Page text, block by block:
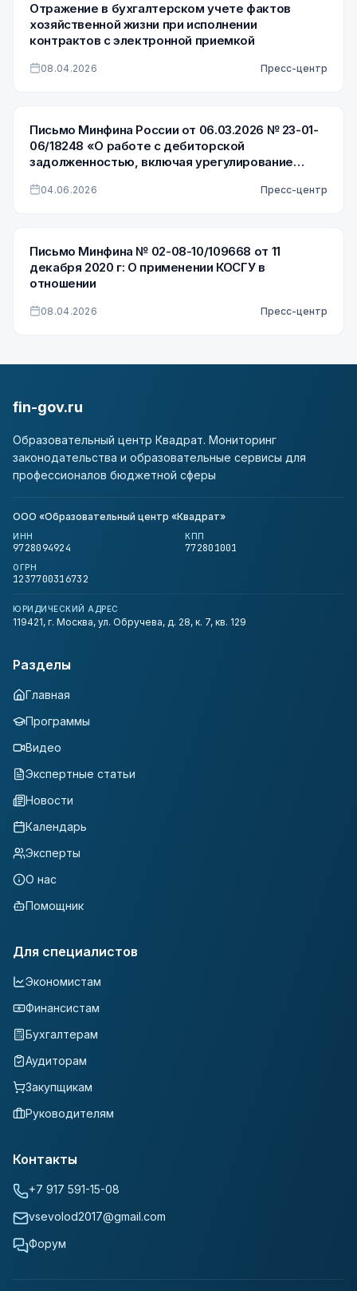
Отражение в бухгалтерском учете фактов
хозяйственной жизни при исполнении
контрактов с электронной приемкой
08.04.2026 Пресс-центр
Письмо Минфина России от 06.03.2026 № 23-01-
06/18248 «О работе с дебиторской
задолженностью, включая урегулирование
доходам»
04.06.2026 Пресс-центр
Письмо Минфина № 02-08-10/109668 от 11
декабря 2020 г: О применении КОСГУ в
отношении
08.04.2026 Пресс-центр
fin-gov.ru
Образовательный центр Квадрат. Мониторинг
законодательства и образовательные сервисы для
профессионалов бюджетной сферы
ООО «Образовательный центр «Квадрат»
ИНН
9728094924
КПП
772801001
ОГРН
1237700316732
ЮРИДИЧЕСКИЙ АДРЕС
119421, г. Москва, ул. Обручева, д. 28, к. 7, кв. 129
Разделы
Главная
Программы
Видео
Экспертные статьи
Новости
Календарь
Эксперты
О нас
Помощник
Для специалистов
Экономистам
Финансистам
Бухгалтерам
Аудиторам
Закупщикам
Руководителям
Контакты
+7 917 591-15-08
vsevolod2017@gmail.com
Форум